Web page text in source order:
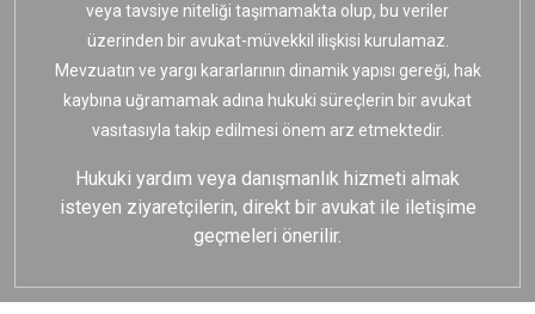
veya tavsiye niteliği taşımamakta olup, bu veriler
üzerinden bir avukat-müvekkil ilişkisi kurulamaz.
Mevzuatın ve yargı kararlarının dinamik yapısı gereği, hak
kaybına uğramamak adına hukuki süreçlerin bir avukat
vasıtasıyla takip edilmesi önem arz etmektedir.
Hukuki yardım veya danışmanlık hizmeti almak
isteyen ziyaretçilerin, direkt bir avukat ile iletişime
geçmeleri önerilir.